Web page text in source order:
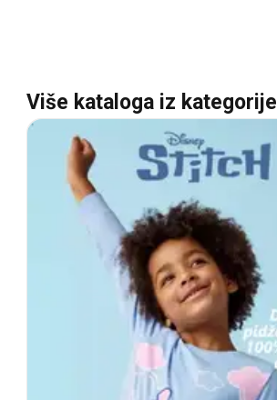
Više kataloga iz kategorije